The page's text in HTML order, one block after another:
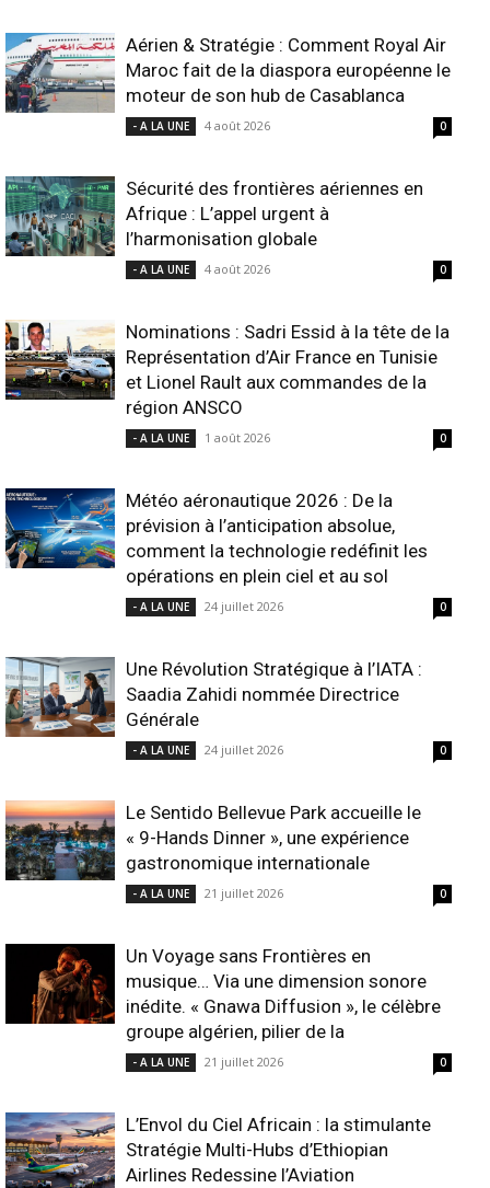
Aérien & Stratégie : Comment Royal Air
Maroc fait de la diaspora européenne le
moteur de son hub de Casablanca
- A LA UNE 4 août 2026 0
Sécurité des frontières aériennes en
Afrique : L’appel urgent à
l’harmonisation globale
- A LA UNE 4 août 2026 0
Nominations : Sadri Essid à la tête de la
Représentation d’Air France en Tunisie
et Lionel Rault aux commandes de la
région ANSCO
- A LA UNE 1 août 2026 0
Météo aéronautique 2026 : De la
prévision à l’anticipation absolue,
comment la technologie redéfinit les
opérations en plein ciel et au sol
- A LA UNE 24 juillet 2026 0
Une Révolution Stratégique à l’IATA :
Saadia Zahidi nommée Directrice
Générale
- A LA UNE 24 juillet 2026 0
Le Sentido Bellevue Park accueille le
« 9-Hands Dinner », une expérience
gastronomique internationale
- A LA UNE 21 juillet 2026 0
Un Voyage sans Frontières en
musique… Via une dimension sonore
inédite. « Gnawa Diffusion », le célèbre
groupe algérien, pilier de la
- A LA UNE 21 juillet 2026 0
L’Envol du Ciel Africain : la stimulante
Stratégie Multi-Hubs d’Ethiopian
Airlines Redessine l’Aviation